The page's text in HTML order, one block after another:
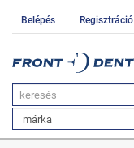
Belépés Regisztráció